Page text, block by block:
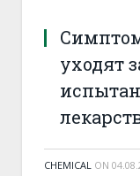
уходят
CHEMICAL ON